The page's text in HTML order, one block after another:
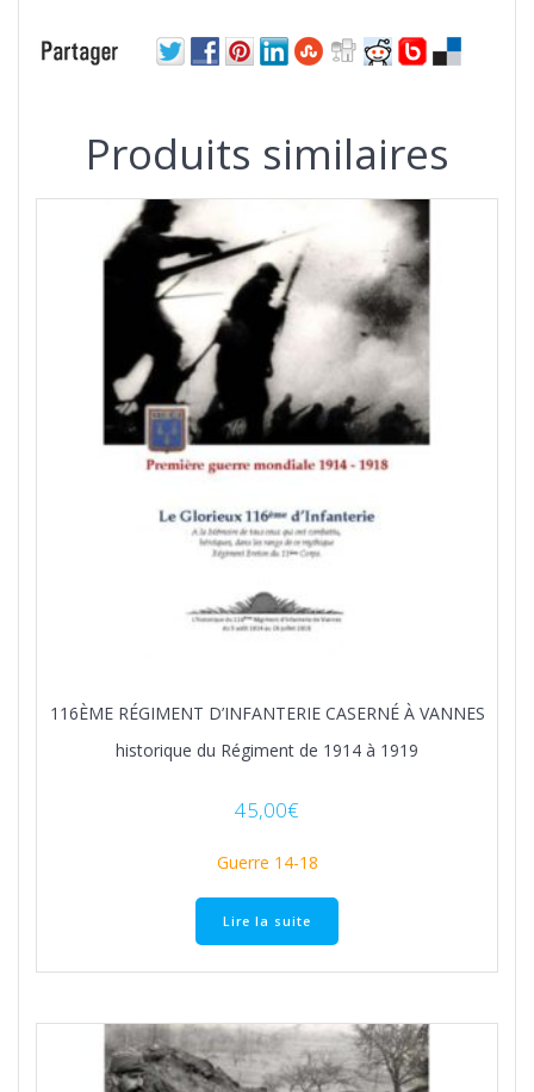
Produits similaires
116ÈME RÉGIMENT D’INFANTERIE CASERNÉ À VANNES
historique du Régiment de 1914 à 1919
45,00€
Guerre 14-18
Lire la suite